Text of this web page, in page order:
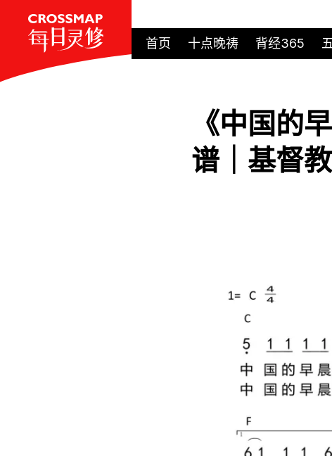
首页 十点晚祷 背经365
《中国的
谱｜基督